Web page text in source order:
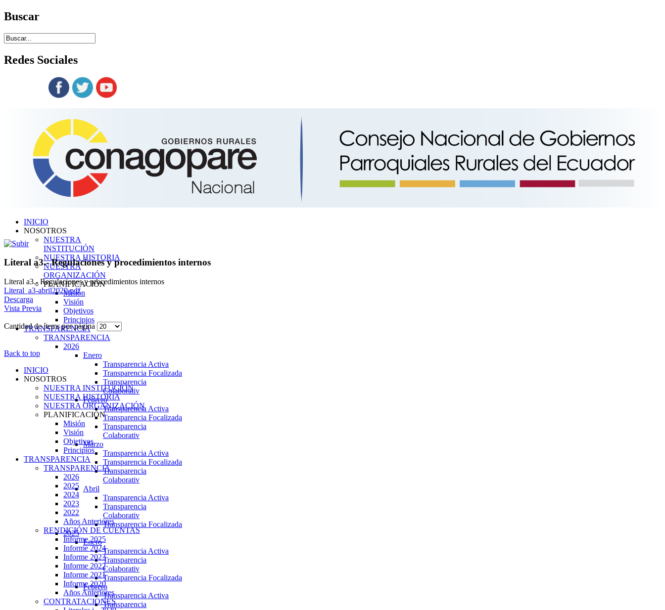
Buscar
Redes Sociales
INICIO
NOSOTROS
NUESTRA
INSTITUCIÓN
NUESTRA HISTORIA
NUESTRA
ORGANIZACIÓN
PLANIFICACIÓN
Misión
Visión
Objetivos
Principios
TRANSPARENCIA
TRANSPARENCIA
2026
Enero
Transparencia Activa
Transparencia Focalizada
Transparencia
Colaborativ
Febrero
Transparencia Activa
Transparencia Focalizada
Transparencia
Colaborativ
Marzo
Transparencia Activa
Transparencia Focalizada
Transparencia
Colaborativ
Abril
Transparencia Activa
Transparencia
Colaborativ
Transparencia Focalizada
2025
Enero
Transparencia Activa
Transparencia
Colaborativ
Transparencia Focalizada
Febrero
Transparencia Activa
Transparencia
Literal a3.- Regulaciones y procedimientos internos
Literal a3.- Regulaciones y procedimientos internos
Literal_a3-abril2020.pdf
Descarga
Vista Previa
Cantidad de ítems por página
Back to top
INICIO
NOSOTROS
NUESTRA INSTITUCIÓN
NUESTRA HISTORIA
NUESTRA ORGANIZACIÓN
PLANIFICACIÓN
Misión
Visión
Objetivos
Principios
TRANSPARENCIA
TRANSPARENCIA
2026
2025
2024
2023
2022
Años Anteriores
RENDICIÓN DE CUENTAS
Informe 2025
Informe 2024
Informe 2023
Informe 2022
Informe 2021
Informe 2020
Años Anteriores
CONTRATACIONES